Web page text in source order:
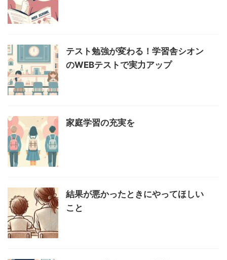
テスト勉強が変わる！学習舎シオン
のWEBテストで実力アップ
家庭学習の充実を
結果が悪かったときにやってほしい
こと